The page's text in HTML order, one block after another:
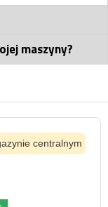
maszyny?
centralnym